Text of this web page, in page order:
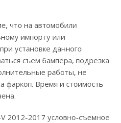
что на автомобили
импорту или
установке данного
съем бампера, подрезка
работы, не
фаркоп. Время и стоимость
2012-2017 условно-съемное